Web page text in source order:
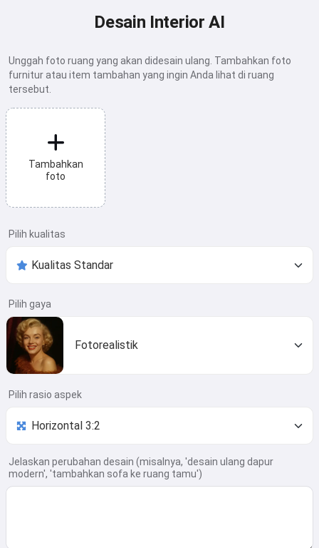
Desain Interior AI
Unggah foto ruang yang akan didesain ulang. Tambahkan foto
furnitur atau item tambahan yang ingin Anda lihat di ruang
tersebut.
Tambahkan
foto
Pilih kualitas
Pilih gaya
Fotorealistik
Pilih rasio aspek
Jelaskan perubahan desain (misalnya, 'desain ulang dapur
modern', 'tambahkan sofa ke ruang tamu')